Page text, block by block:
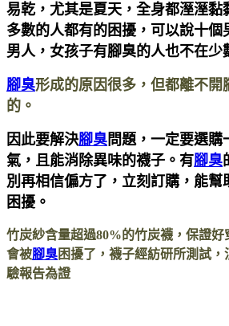
易乾，尤其是夏天，全身都溼溼黏
多數的人都有的困擾，可以說十個
男人，女孩子有腳臭的人也不在少
腳臭形成的原因很多，但都離不開
的。
因此要解決腳臭問題，一定要選
氣，且能消除異味的襪子。有腳臭
別再相信偏方了，立刻訂購，能幫
困擾。
竹炭紗含量超過80%的竹炭襪，保證
會被腳臭困擾了，襪子經紡研所測試
驗報告為證